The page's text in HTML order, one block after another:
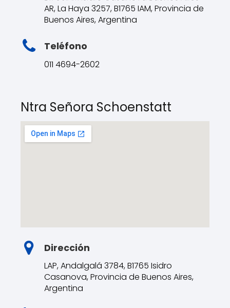
AR, La Haya 3257, B1765 IAM, Provincia de
Buenos Aires, Argentina
Teléfono
011 4694-2602
Ntra Señora Schoenstatt
Dirección
LAP, Andalgalá 3784, B1765 Isidro
Casanova, Provincia de Buenos Aires,
Argentina